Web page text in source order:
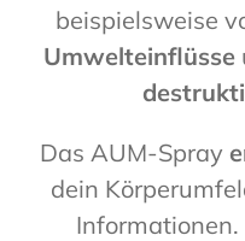
beispielsweise
Umwelteinflüsse
Das AUM-Spray
dein